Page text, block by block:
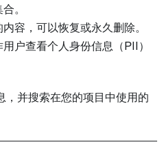
。
容，可以恢复或永久删除。
用户查看个人身份信息（PII）
，并搜索在您的项目中使用的